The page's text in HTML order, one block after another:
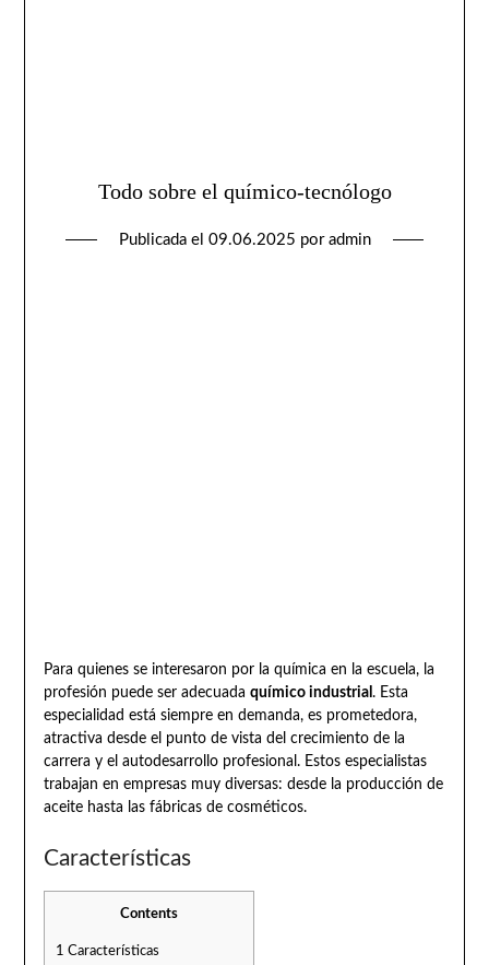
Todo sobre el químico-tecnólogo
Publicada el 09.06.2025 por admin
Para quienes se interesaron por la química en la escuela, la
profesión puede ser adecuada químico industrial . Esta
especialidad está siempre en demanda, es prometedora,
atractiva desde el punto de vista del crecimiento de la
carrera y el autodesarrollo profesional. Estos especialistas
trabajan en empresas muy diversas: desde la producción de
aceite hasta las fábricas de cosméticos.
Características
Contents
1 Características